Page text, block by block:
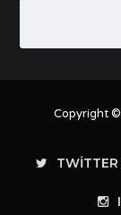
Copyright ©
TWITTER